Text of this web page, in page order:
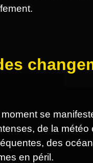
se
de la
des
en péril.